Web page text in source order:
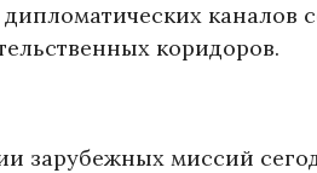
каналов
коридоров.
зарубежных миссий